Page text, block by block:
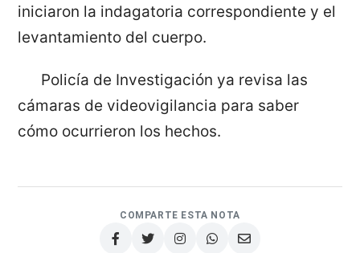
iniciaron la indagatoria correspondiente y el
levantamiento del cuerpo.
Policía de Investigación ya revisa las
cámaras de videovigilancia para saber
cómo ocurrieron los hechos.
COMPARTE ESTA NOTA